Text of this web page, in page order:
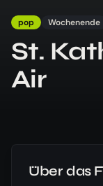
pop Wochenende
St.
Air
Über das